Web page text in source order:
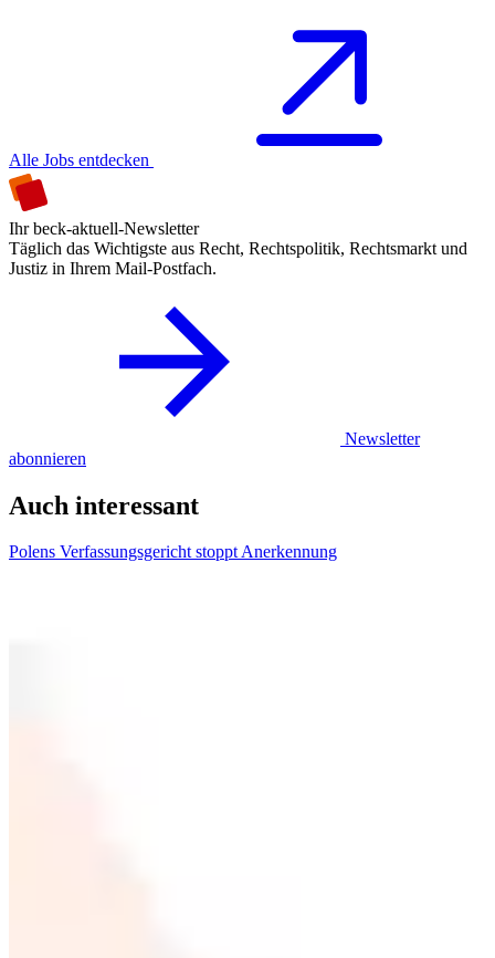
Alle Jobs entdecken
Ihr beck-aktuell-Newsletter
Täglich das Wichtigste aus Recht, Rechtspolitik, Rechtsmarkt und
Justiz in Ihrem Mail-Postfach.
Newsletter
abonnieren
Auch interessant
Polens Verfassungsgericht stoppt Anerkennung